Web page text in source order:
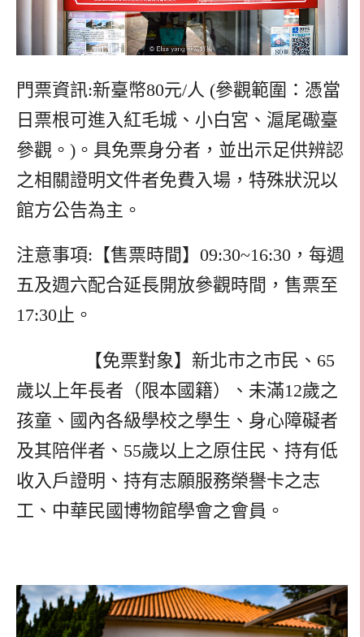
門票資訊:新臺幣80元/人 (參觀範圍：憑當
日票根可進入紅毛城、小白宮、滬尾礮臺
參觀。)。具免票身分者，並出示足供辨認
之相關證明文件者免費入場，特殊狀況以
館方公告為主。
注意事項:【售票時間】09:30~16:30，每週
五及週六配合延長開放參觀時間，售票至
17:30止。
【免票對象】新北市之市民、65
歲以上年長者（限本國籍）、未滿12歲之
孩童、國內各級學校之學生、身心障礙者
及其陪伴者、55歲以上之原住民、持有低
收入戶證明、持有志願服務榮譽卡之志
工、中華民國博物館學會之會員。